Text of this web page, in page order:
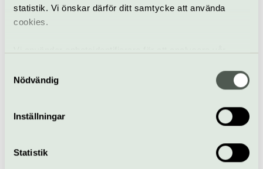
statistik. Vi önskar därför ditt samtycke att använda
cookies.
samt tillhandahålla funktioner för sociala medier. Vi
vidarebefordrar även sådana identifierare och annan
information från din enhet till de sociala medier och
annons- och analysföretag som vi samarbetar med.
information som du har tillhandahållit eller som de har
Nödvändig
Inställningar
Statistik
Ännu fler operor
Mer teater och dans